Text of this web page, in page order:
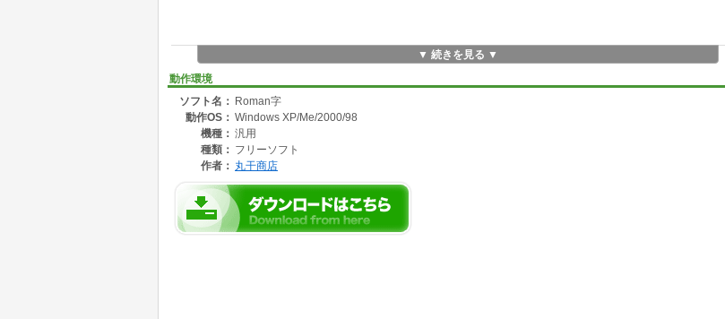
▼ 続きを見る ▼
動作環境
ソフト名： Roman字
動作OS： Windows XP/Me/2000/98
機種： 汎用
種類： フリーソフト
作者： 丸干商店